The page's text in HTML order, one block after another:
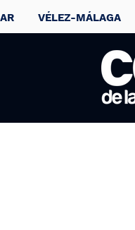
VÉLEZ-MÁLAGA